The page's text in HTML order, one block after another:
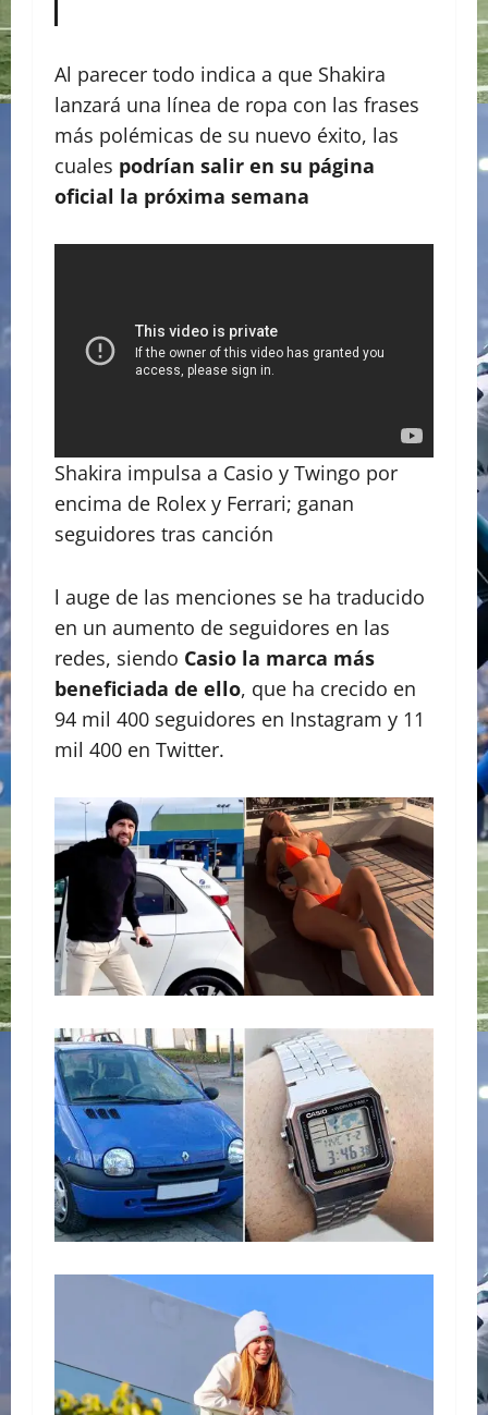
Al parecer todo indica a que Shakira
lanzará una línea de ropa con las frases
más polémicas de su nuevo éxito, las
cuales podrían salir en su página
oficial la próxima semana
Shakira impulsa a Casio y Twingo por
encima de Rolex y Ferrari; ganan
seguidores tras canción
l auge de las menciones se ha traducido
en un aumento de seguidores en las
redes, siendo Casio la marca más
beneficiada de ello, que ha crecido en
94 mil 400 seguidores en Instagram y 11
mil 400 en Twitter.